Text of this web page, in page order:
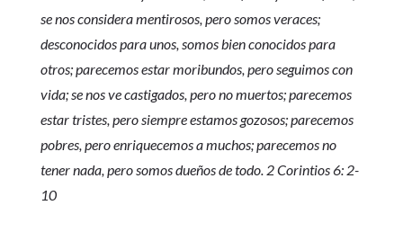
se nos considera mentirosos, pero somos veraces;
desconocidos para unos, somos bien conocidos para
otros; parecemos estar moribundos, pero seguimos con
vida; se nos ve castigados, pero no muertos; parecemos
estar tristes, pero siempre estamos gozosos; parecemos
pobres, pero enriquecemos a muchos; parecemos no
tener nada, pero somos dueños de todo. 2 Corintios 6: 2-
10